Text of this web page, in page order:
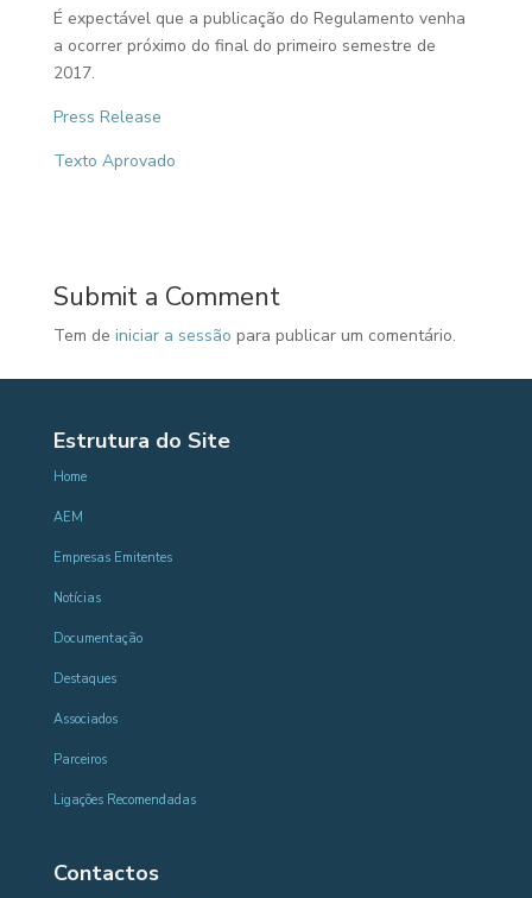
É expectável que a publicação do Regulamento venha
a ocorrer próximo do final do primeiro semestre de
2017.
Press Release
Texto Aprovado
Submit a Comment
Tem de iniciar a sessão para publicar um comentário.
Estrutura do Site
Home
AEM
Empresas Emitentes
Notícias
Documentação
Destaques
Associados
Parceiros
Ligações Recomendadas
Contactos